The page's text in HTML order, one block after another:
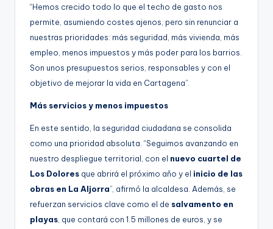
“Hemos crecido todo lo que el techo de gasto nos
permite, asumiendo costes ajenos, pero sin renunciar a
nuestras prioridades: más seguridad, más vivienda, más
empleo, menos impuestos y más poder para los barrios.
Son unos presupuestos serios, responsables y con el
objetivo de mejorar la vida en Cartagena”.
Más servicios y menos impuestos
En este sentido, la seguridad ciudadana se consolida
como una prioridad absoluta. “Seguimos avanzando en
nuestro despliegue territorial, con el nuevo cuartel de
Los Dolores que abrirá el próximo año y el inicio de las
obras en La Aljorra”, afirmó la alcaldesa. Además, se
refuerzan servicios clave como el de salvamento en
playas, que contará con 1.5 millones de euros, y se